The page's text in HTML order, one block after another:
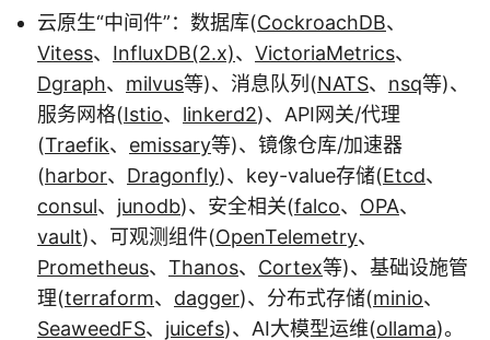
云原生“中间件”：数据库(CockroachDB、
Vitess、 InfluxDB(2.x)、 VictoriaMetrics、
Dgraph、 milvus等)、消息队列(NATS、 nsq等)、
服务网格(Istio、 linkerd2)、API网关/代理
(Traefik、 emissary等)、镜像仓库/加速器
(harbor、 Dragonfly)、key-value存储(Etcd、
consul、 junodb)、安全相关(falco、 OPA、
vault)、可观测组件(OpenTelemetry、
Prometheus、 Thanos、 Cortex等)、基础设施管
理(terraform、 dagger)、分布式存储(minio、
SeaweedFS、 juicefs)、AI大模型运维(ollama)。